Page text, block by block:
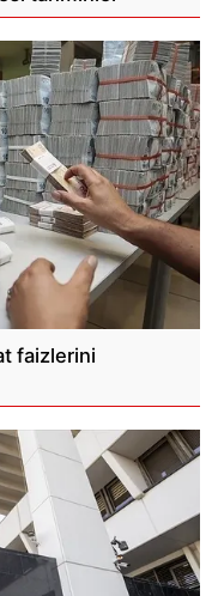
faizlerini